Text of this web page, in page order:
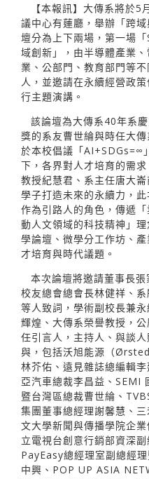
【本報訊】大傳系將於
議中心有蓮廳，舉辦「跨
壇分為上下兩場，第一場
域創新」，由半導體產業
業、公部門、教育部門等
人，並邀請在永續經營政
行主題演講。
該論壇為大傳系40年系
獎的系友曹世綸與時任大
於本校倡議「AI+SDGs=∞
下，各界對人才培育的需
教授紀慧君、系主任唐大
學子打造未來的永續力，
作為引路人的角色，傳遞
動人文領域的科技精神」
學論壇、微學分工作坊、
才培育與時代議題。
本次論壇將邀請董事長
校友總會總會長林健祥、
等人致詞，學術副校長兼
輝煌、大傳系榮譽教授，
任引言人，主持人、與談
與，包括沃旭能源（
林芥佑、遠見雜誌總編輯
亞汽車總裁李昌益、SEMI
暨台灣區總裁曹世綸、
集團董事總經理謝馨慧、
文大學新聞與傳播學院企
立電視台創意行銷部資深
PayEasy總經理室副總經
中興、POP UP ASIA